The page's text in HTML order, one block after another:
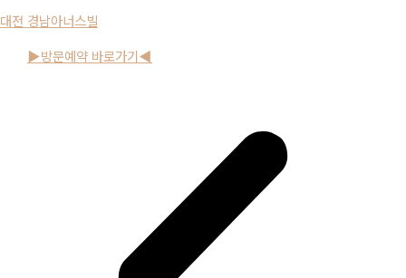
대전 경남아너스빌
▶방문예약 바로가기◀